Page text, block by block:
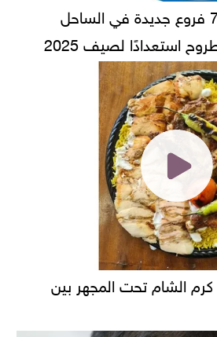
"بلبن" تعلن افتتاح 7 فروع جديدة في الساحل
استعدادًا لصيف 2025
الشام تحت المجهر بين